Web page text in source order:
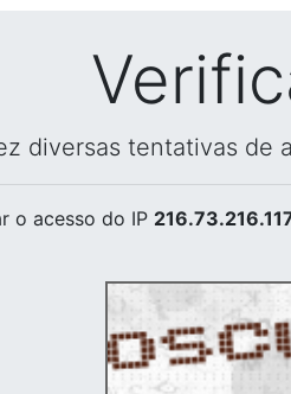
diversas tentativas de
o acesso do IP